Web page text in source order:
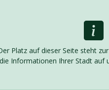
Platz auf dieser Seite steht
Informationen Ihrer Stadt auf